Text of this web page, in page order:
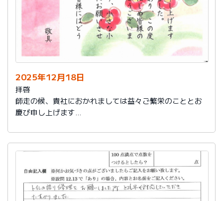
2025年12月18日
拝啓
師走の候、貴社におかれましては益々ご繁栄のこととお
慶び申し上げます
ざいました。
また、本日は心のこもったお葉書を受け取りました。ご
縁があり、この度の拙宅のリフォームを御社様にお願い
し、中田様、渡辺様をはじめ皆様のおかげをもちまし
て、毎日快適に暮らしております。ありがとうございま
した。